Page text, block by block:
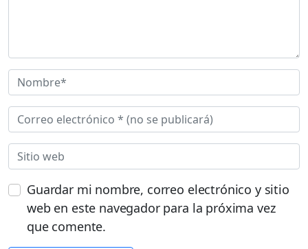
Guardar mi nombre, correo electrónico y sitio
web en este navegador para la próxima vez
que comente.